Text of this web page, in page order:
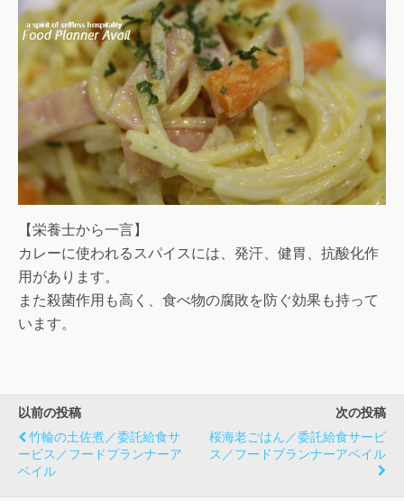
【栄養士から一言】
カレーに使われるスパイスには、発汗、健胃、抗酸化作
用があります。
また殺菌作用も高く、食べ物の腐敗を防ぐ効果も持って
います。
以前の投稿
竹輪の土佐煮／委託給食サ
ービス／フードプランナーア
ベイル
次の投稿
桜海老ごはん／委託給食サービ
ス／フードプランナーアベイル